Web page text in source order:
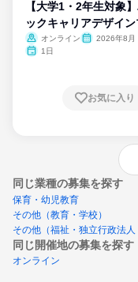
【大学1・2年生対象
ックキャリアデザイ
ム
オンライン
2026年8月
1日
お気に入り
同じ業種の募集を探す
保育・幼児教育
その他（教育・学校）
その他（福祉・独立行政法人
同じ開催地の募集を探す
オンライン